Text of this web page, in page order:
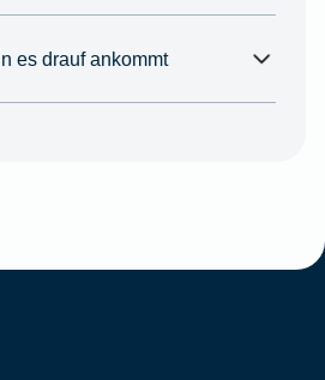
es drauf ankommt